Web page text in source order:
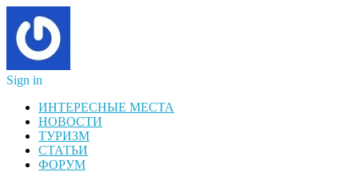
Sign in
ИНТЕРЕСНЫЕ МЕСТА
НОВОСТИ
ТУРИЗМ
СТАТЬИ
ФОРУМ